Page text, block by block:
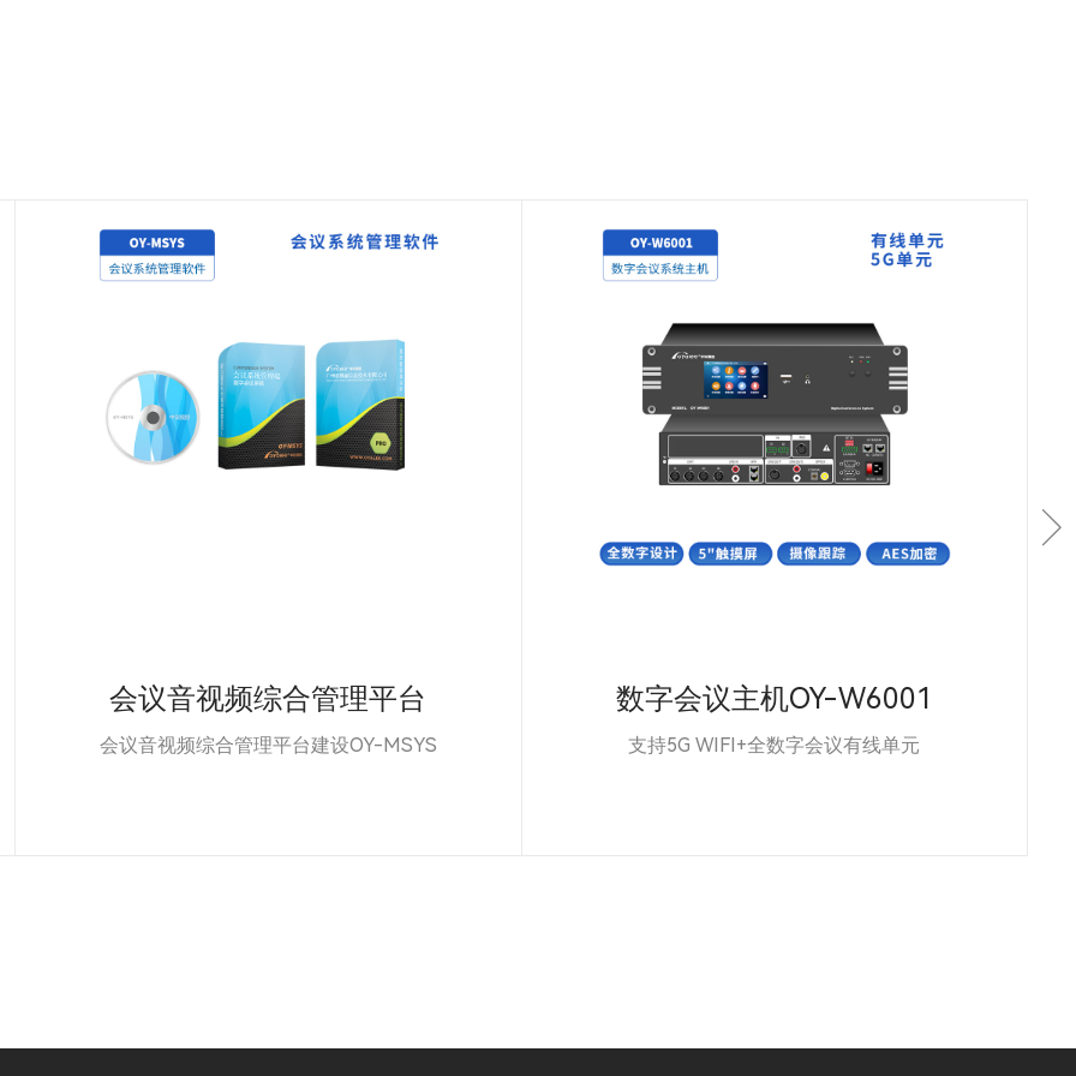
会议音视频综合管理平台
会议音视频综合管理平台建设OY-MSYS
数字会议主机OY-W6001
支持5G WIFI+全数字会议有线单元